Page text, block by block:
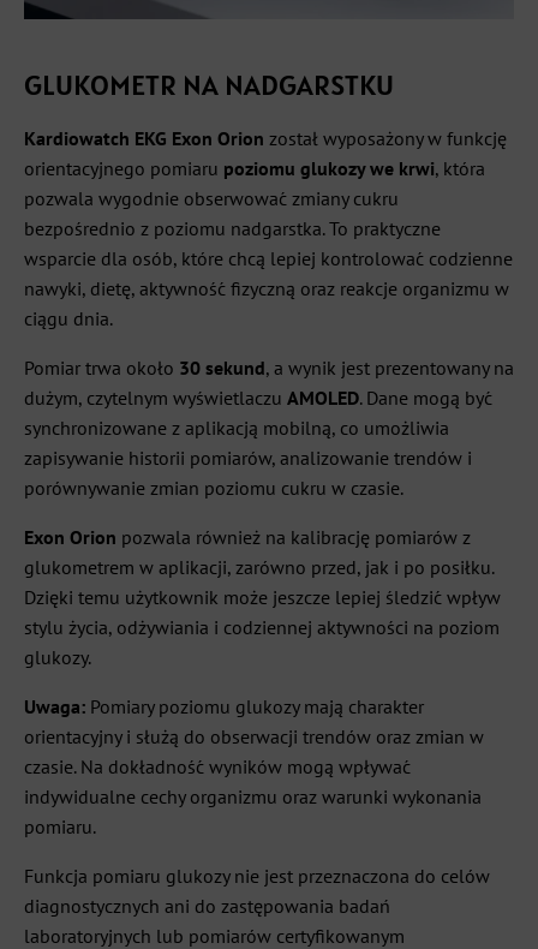
GLUKOMETR NA NADGARSTKU
Kardiowatch EKG Exon Orion został wyposażony w funkcję
orientacyjnego pomiaru poziomu glukozy we krwi, która
pozwala wygodnie obserwować zmiany cukru
bezpośrednio z poziomu nadgarstka. To praktyczne
wsparcie dla osób, które chcą lepiej kontrolować codzienne
nawyki, dietę, aktywność fizyczną oraz reakcje organizmu w
ciągu dnia.
Pomiar trwa około 30 sekund, a wynik jest prezentowany na
dużym, czytelnym wyświetlaczu AMOLED. Dane mogą być
synchronizowane z aplikacją mobilną, co umożliwia
zapisywanie historii pomiarów, analizowanie trendów i
porównywanie zmian poziomu cukru w czasie.
Exon Orion pozwala również na kalibrację pomiarów z
glukometrem w aplikacji, zarówno przed, jak i po posiłku.
Dzięki temu użytkownik może jeszcze lepiej śledzić wpływ
stylu życia, odżywiania i codziennej aktywności na poziom
glukozy.
Uwaga: Pomiary poziomu glukozy mają charakter
orientacyjny i służą do obserwacji trendów oraz zmian w
czasie. Na dokładność wyników mogą wpływać
indywidualne cechy organizmu oraz warunki wykonania
pomiaru.
Funkcja pomiaru glukozy nie jest przeznaczona do celów
diagnostycznych ani do zastępowania badań
laboratoryjnych lub pomiarów certyfikowanym